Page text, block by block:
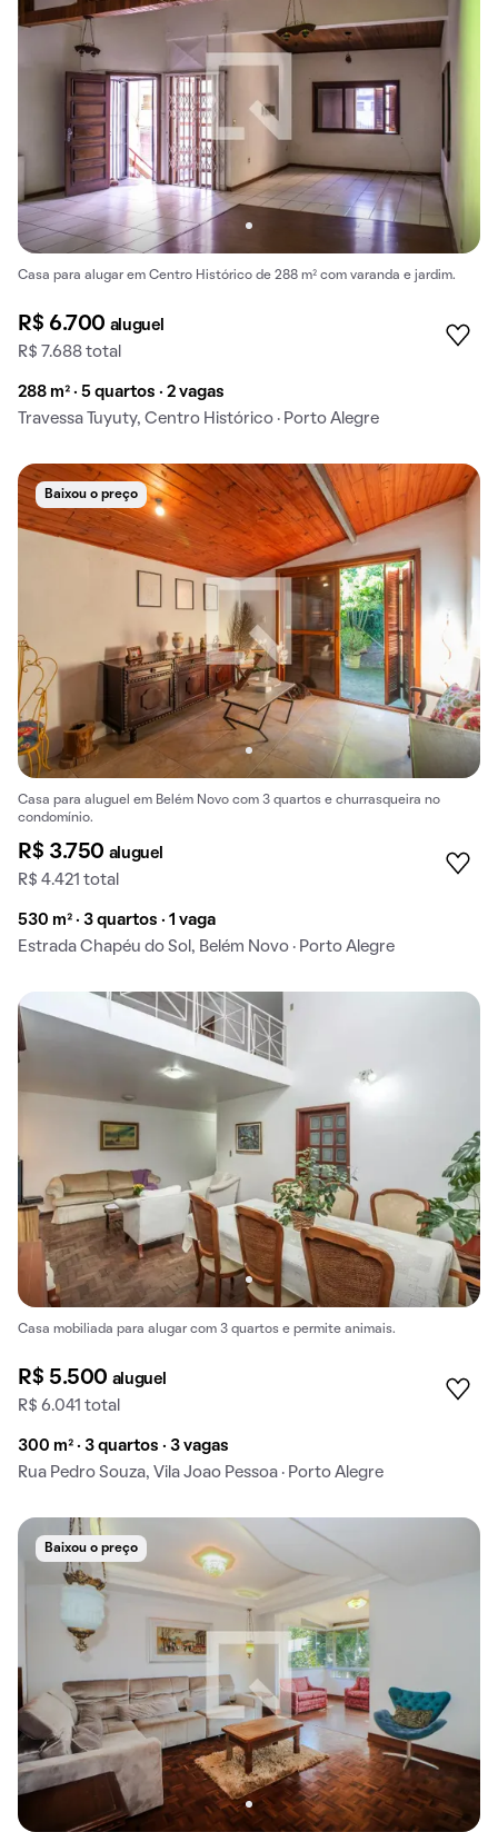
Casa para alugar em Centro Histórico de 288 m² com varanda e jardim.
R$ 6.700 aluguel
R$ 7.688 total
288 m² · 5 quartos · 2 vagas
Travessa Tuyuty, Centro Histórico · Porto Alegre
Baixou o preço
Casa para aluguel em Belém Novo com 3 quartos e churrasqueira no
condomínio.
R$ 3.750 aluguel
R$ 4.421 total
530 m² · 3 quartos · 1 vaga
Estrada Chapéu do Sol, Belém Novo · Porto Alegre
Casa mobiliada para alugar com 3 quartos e permite animais.
R$ 5.500 aluguel
R$ 6.041 total
300 m² · 3 quartos · 3 vagas
Rua Pedro Souza, Vila Joao Pessoa · Porto Alegre
Baixou o preço